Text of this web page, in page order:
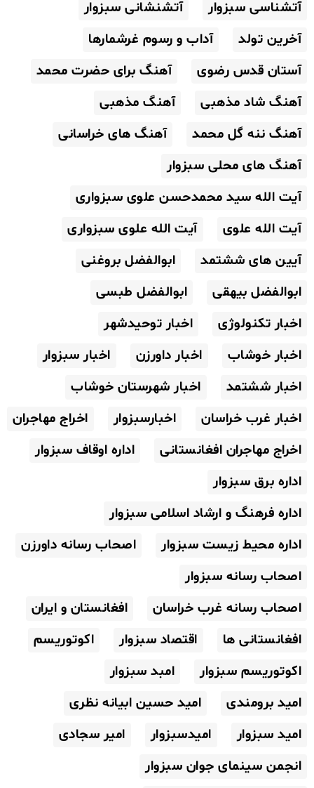
آتشناسی سبزوار
آتشنشانی سبزوار
آخرین تولد
آداب و رسوم غرشمارها
آستان قدس رضوی
آهنگ برای حضرت محمد
آهنگ شاد مذهبی
آهنگ مذهبی
آهنگ ننه گل محمد
آهنگ های خراسانی
آهنگ های محلی سبزوار
آیت الله سید محمدحسن علوی سبزواری
آیت الله علوی
آیت الله علوی سبزواری
آیین های ششتمد
ابوالفضل بروغنی
ابوالفضل بیهقی
ابوالفضل طبسی
اخبار تکنولوژی
اخبار توحیدشهر
اخبار خوشاب
اخبار داورزن
اخبار سبزوار
اخبار ششتمد
اخبار شهرستان خوشاب
اخبار غرب خراسان
اخبارسبزوار
اخراج مهاجران
اخراج مهاجران افغانستانی
اداره اوقاف سبزوار
اداره برق سبزوار
اداره فرهنگ و ارشاد اسلامی سبزوار
اداره محیط زیست سبزوار
اصحاب رسانه داورزن
اصحاب رسانه سبزوار
اصحاب رسانه غرب خراسان
افغانستان و ایران
افغانستانی ها
اقتصاد سبزوار
اکوتوریسم
اکوتوریسم سبزوار
امبد سبزوار
امید برومندی
امید حسین ابیانه نظری
امید سبزوار
امیدسبزوار
امیر سجادی
انجمن سینمای جوان سبزوار